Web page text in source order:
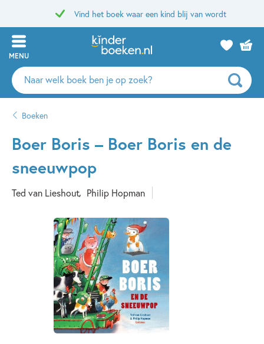
Vind het boek waar een kind blij van wordt
MENU
Zoeken
naar
auteurs
uitgevers
Boeken
Boer Boris – Boer Boris en de
sneeuwpop
Ted van Lieshout Philip Hopman